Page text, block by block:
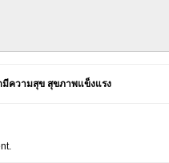
ความสุข สุขภาพแข็งแรง